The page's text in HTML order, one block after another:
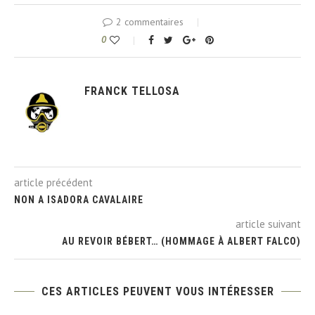
2 commentaires
0
FRANCK TELLOSA
article précédent
NON A ISADORA CAVALAIRE
article suivant
AU REVOIR BÉBERT… (HOMMAGE À ALBERT FALCO)
CES ARTICLES PEUVENT VOUS INTÉRESSER